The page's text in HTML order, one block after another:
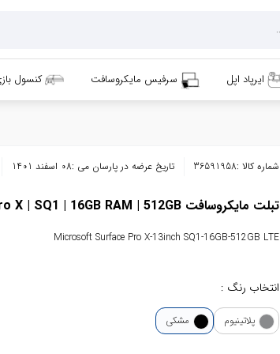
ایرپاد اپل سرفیس مایکروسافت کنسول
شماره کالا :36591958 تاریخ عرضه در پارسان می :08 اسفند 1401
تبلت مایکروسافت Surface Pro X | SQ1 | 16GB RAM | 512GB
Microsoft Surface Pro X-13inch SQ1-16GB-512GB LTE
انتخاب رنگ :
پلاتینیوم مشکی